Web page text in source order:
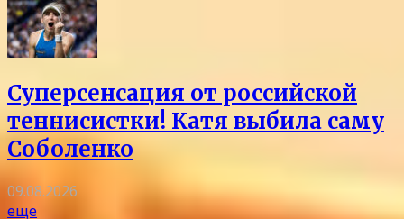
Суперсенсация от российской
теннисистки! Катя выбила саму
Соболенко
09.08.2026
еще